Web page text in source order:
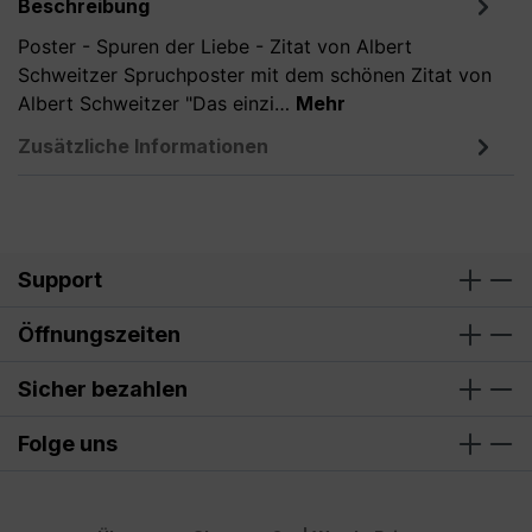
Beschreibung
Poster - Spuren der Liebe - Zitat von Albert
Schweitzer Spruchposter mit dem schönen Zitat von
Albert Schweitzer "Das einzi… Mehr
Zusätzliche Informationen
Support
Öffnungszeiten
Sicher bezahlen
Folge uns